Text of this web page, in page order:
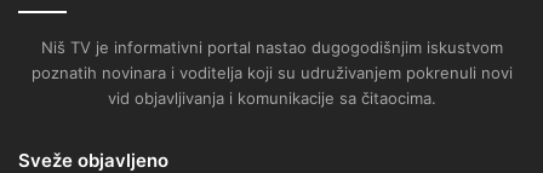
Niš TV je informativni portal nastao dugogodišnjim iskustvom
poznatih novinara i voditelja koji su udruživanjem pokrenuli novi
vid objavljivanja i komunikacije sa čitaocima.
Sveže objavljeno